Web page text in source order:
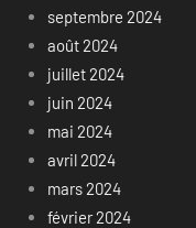
septembre 2024
août 2024
juillet 2024
juin 2024
mai 2024
avril 2024
mars 2024
février 2024